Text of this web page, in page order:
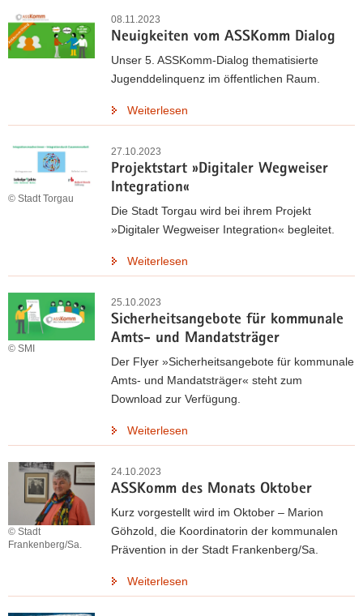
08.11.2023
Neuigkeiten vom ASSKomm Dialog
Unser 5. ASSKomm-Dialog thematisierte
Jugenddelinquenz im öffentlichen Raum.
Weiterlesen
27.10.2023
Projektstart »Digitaler Wegweiser
Integration«
© Stadt Torgau
Die Stadt Torgau wird bei ihrem Projekt
»Digitaler Wegweiser Integration« begleitet.
Weiterlesen
25.10.2023
Sicherheitsangebote für kommunale
Amts- und Mandatsträger
© SMI
Der Flyer »Sicherheitsangebote für kommunale
Amts- und Mandatsträger« steht zum
Download zur Verfügung.
Weiterlesen
24.10.2023
ASSKomm des Monats Oktober
© Stadt
Frankenberg/Sa.
Kurz vorgestellt wird im Oktober – Marion
Göhzold, die Koordinatorin der kommunalen
Prävention in der Stadt Frankenberg/Sa.
Weiterlesen